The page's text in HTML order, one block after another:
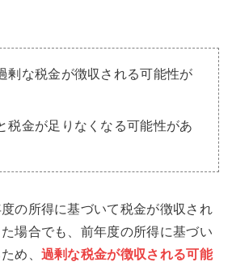
剰な税金が徴収される可能性が
税金が足りなくなる可能性があ
の所得に基づいて税金が徴収され
場合でも、前年度の所得に基づい
め、 過剰な税金が徴収される可能